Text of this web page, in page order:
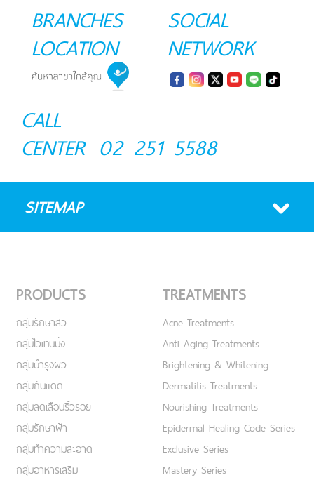
BRANCHES
LOCATION
SOCIAL
NETWORK
CALL
CENTER 02 251 5588
SITEMAP
PRODUCTS
กลุ่มรักษาสิว
กลุ่มไวเทนนิ่ง
กลุ่มบำรุงผิว
กลุ่มกันแดด
กลุ่มลดเลือนริ้วรอย
กลุ่มรักษาฝ้า
กลุ่มทำความสะอาด
กลุ่มอาหารเสริม
TREATMENTS
Acne Treatments
Anti Aging Treatments
Brightening & Whitening
Dermatitis Treatments
Nourishing Treatments
Epidermal Healing Code Series
Exclusive Series
Mastery Series